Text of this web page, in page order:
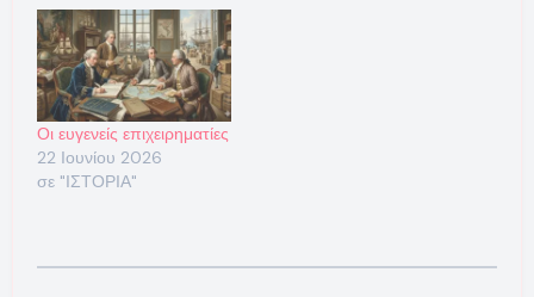
Οι ευγενείς επιχειρηματίες
22 Ιουνίου 2026
σε "ΙΣΤΟΡΙΑ"